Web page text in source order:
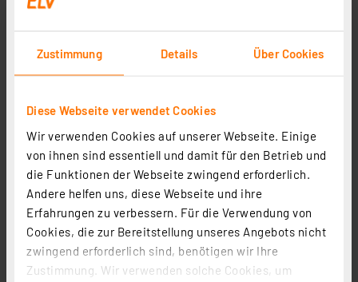
Zustimmung Details Über Cookies
Diese Webseite verwendet Cookies
Wir verwenden Cookies auf unserer Webseite. Einige
von ihnen sind essentiell und damit für den Betrieb und
die Funktionen der Webseite zwingend erforderlich.
Andere helfen uns, diese Webseite und ihre
Erfahrungen zu verbessern. Für die Verwendung von
Cookies, die zur Bereitstellung unseres Angebots nicht
zwingend erforderlich sind, benötigen wir Ihre
Zustimmung. Wir verwenden solche Cookies, um
ELV LoRaWAN® Bausatz Wassersensor, ELV-LW-SWD
Artikel-Nr. 158368
2 3 4 5 (1)
12,95 €
Statt
inkl. MwSt.